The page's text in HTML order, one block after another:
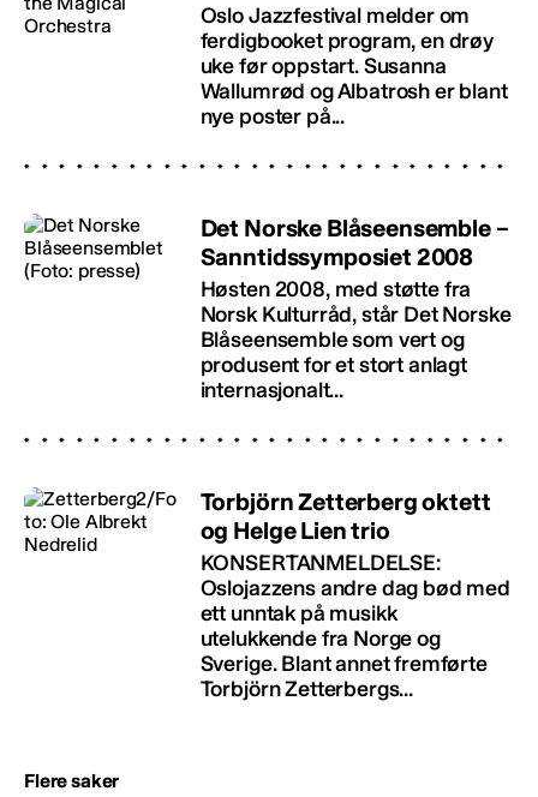
Oslo Jazzfestival melder om
ferdigbooket program, en drøy
uke før oppstart. Susanna
Wallumrød og Albatrosh er blant
nye poster på...
Det Norske Blåseensemble –
Sanntidssymposiet 2008
Høsten 2008, med støtte fra
Norsk Kulturråd, står Det Norske
Blåseensemble som vert og
produsent for et stort anlagt
internasjonalt...
Torbjörn Zetterberg oktett
og Helge Lien trio
KONSERTANMELDELSE:
Oslojazzens andre dag bød med
ett unntak på musikk
utelukkende fra Norge og
Sverige. Blant annet fremførte
Torbjörn Zetterbergs...
Flere saker